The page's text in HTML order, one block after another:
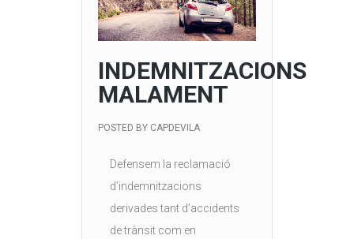
INDEMNITZACIONS
MALAMENT
POSTED BY CAPDEVILA
Defensem la reclamació
d’indemnitzacions
derivades tant d’accidents
de trànsit com en